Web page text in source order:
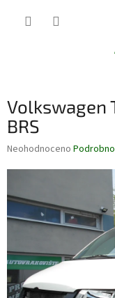
Volkswagen
BRS
Průměrné
0,0
z
Neohodnoceno